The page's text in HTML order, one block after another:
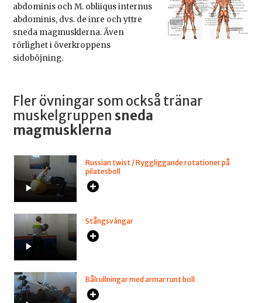
abdominis och M. obliiqus internus
abdominis, dvs. de inre och yttre
sneda magmusklerna. Även
rörlighet i överkroppens
sidoböjning.
Fler övningar som också tränar
muskelgruppen sneda
magmusklerna
Russian twist / Ryggliggande rotationer på
pilatesboll
Stångsvängar
Bålrullningar med armar runt boll